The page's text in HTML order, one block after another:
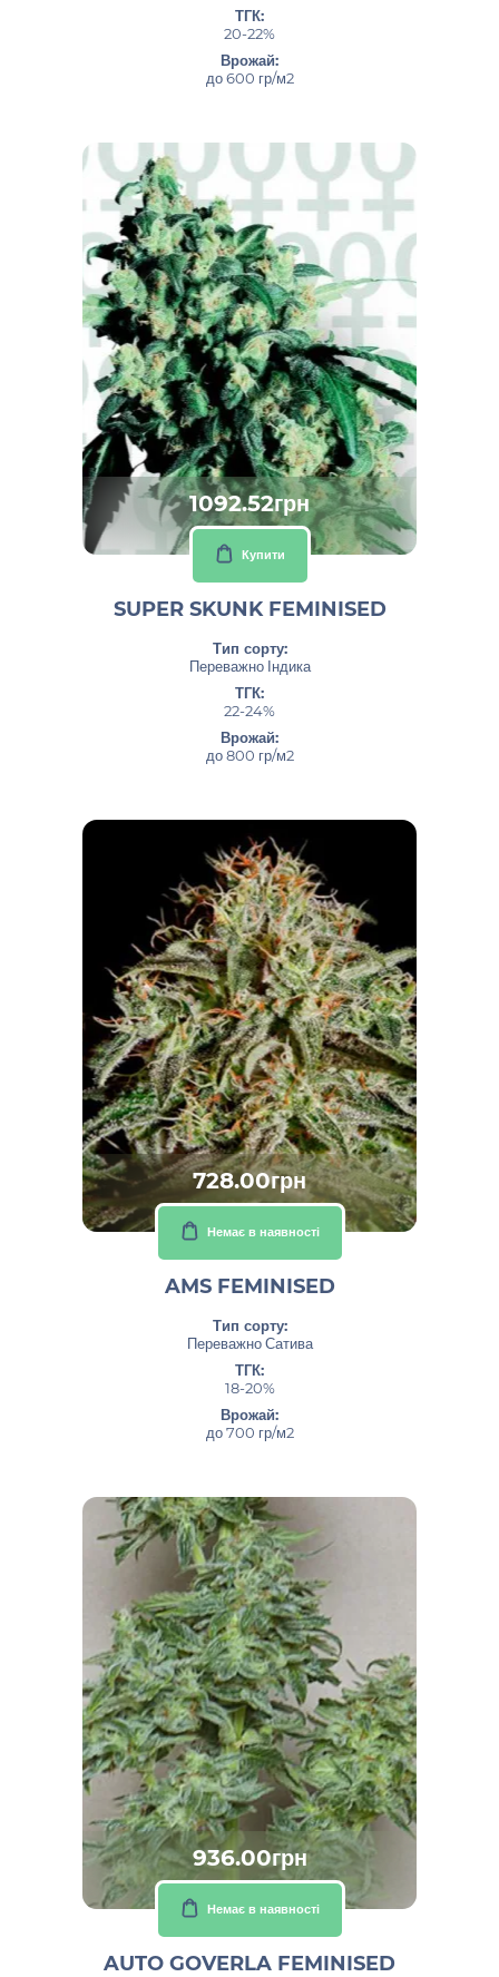
ТГК:
20-22%
Врожай:
до 600 гр/м2
1092.52грн
Купити
SUPER SKUNK FEMINISED
Тип сорту:
Переважно Індика
ТГК:
22-24%
Врожай:
до 800 гр/м2
728.00грн
Немає в наявності
AMS FEMINISED
Тип сорту:
Переважно Сатива
ТГК:
18-20%
Врожай:
до 700 гр/м2
936.00грн
Немає в наявності
AUTO GOVERLA FEMINISED